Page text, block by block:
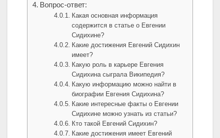
Вопрос-ответ:
Какая основная информация
содержится в статье о Евгении
Сидихине?
Какие достижения Евгений Сидихин
имеет?
Какую роль в карьере Евгения
Сидихина сыграла Википедия?
Какую информацию можно найти в
биографии Евгения Сидихина?
Какие интересные факты о Евгении
Сидихине можно узнать из статьи?
Кто такой Евгений Сидихин?
Какие достижения имеет Евгений